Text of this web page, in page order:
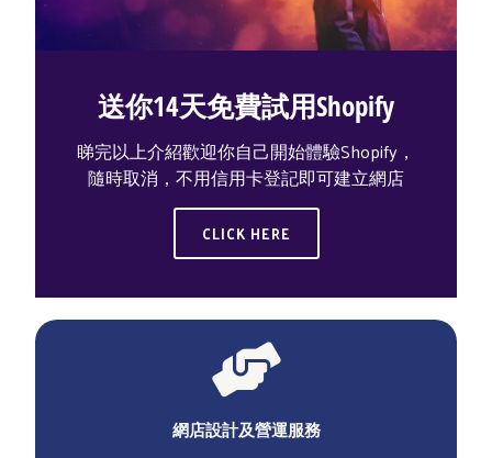
送你14天免費試用Shopify
睇完以上介紹歡迎你自己開始體驗Shopify，
隨時取消，不用信用卡登記即可建立網店
CLICK HERE
網店設計及營運服務